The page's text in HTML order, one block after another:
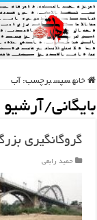
خانه سپس برچسب: آب
بایگانی/
گروگانگیری
حمید رابعی